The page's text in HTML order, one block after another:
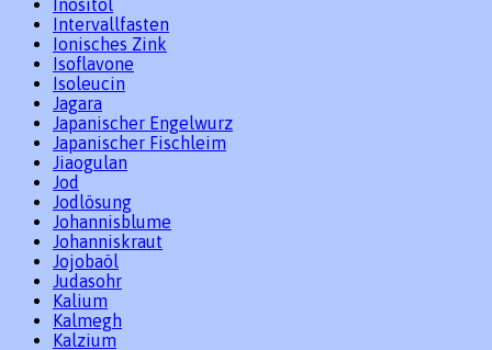
Inositol
Intervallfasten
Ionisches Zink
Isoflavone
Isoleucin
Jagara
Japanischer Engelwurz
Japanischer Fischleim
Jiaogulan
Jod
Jodlösung
Johannisblume
Johanniskraut
Jojobaöl
Judasohr
Kalium
Kalmegh
Kalzium